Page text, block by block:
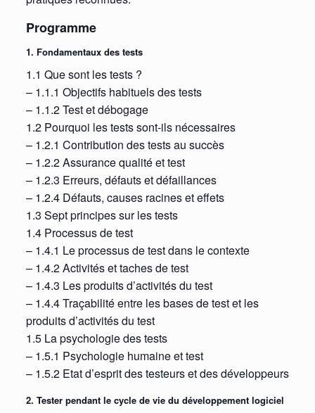
Programme
1. Fondamentaux des tests
1.1 Que sont les tests ?
– 1.1.1 Objectifs habituels des tests
– 1.1.2 Test et débogage
1.2 Pourquoi les tests sont-ils nécessaires
– 1.2.1 Contribution des tests au succès
– 1.2.2 Assurance qualité et test
– 1.2.3 Erreurs, défauts et défaillances
– 1.2.4 Défauts, causes racines et effets
1.3 Sept principes sur les tests
1.4 Processus de test
– 1.4.1 Le processus de test dans le contexte
– 1.4.2 Activités et taches de test
– 1.4.3 Les produits d’activités du test
– 1.4.4 Traçabilité entre les bases de test et les
produits d’activités du test
1.5 La psychologie des tests
– 1.5.1 Psychologie humaine et test
– 1.5.2 Etat d’esprit des testeurs et des développeurs
2. Tester pendant le cycle de vie du développement logiciel